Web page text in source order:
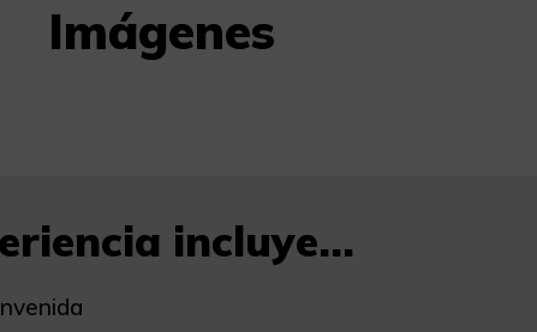
Imágenes
incluye...